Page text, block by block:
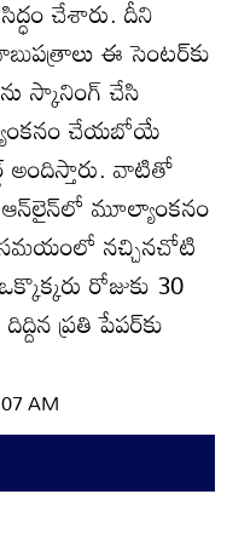
చేశారు. దీని
ఈ సెంటర్‌కు
స్కానింగ్‌ చేసి
చేయబోయే
అందిస్తారు. వాటితో
మూల్యాంకనం
సమయంలో నచ్చినచోటి
రోజుకు 30
ప్రతి పేపర్‌కు
AM